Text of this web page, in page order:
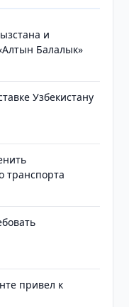
и
Балалык»
Узбекистану
транспорта
привел к